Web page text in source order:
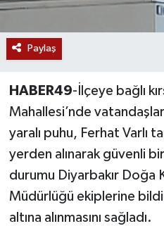
Paylaş
HABER49-İlçeye bağlı
Mahallesi’nde
yaralı puhu, Ferhat Varlı
yerden alınarak güvenli
durumu Diyarbakır Doğa
Müdürlüğü ekiplerine
altına alınmasını sağladı.
Hasköy
Korkut
Bulanık
Varto